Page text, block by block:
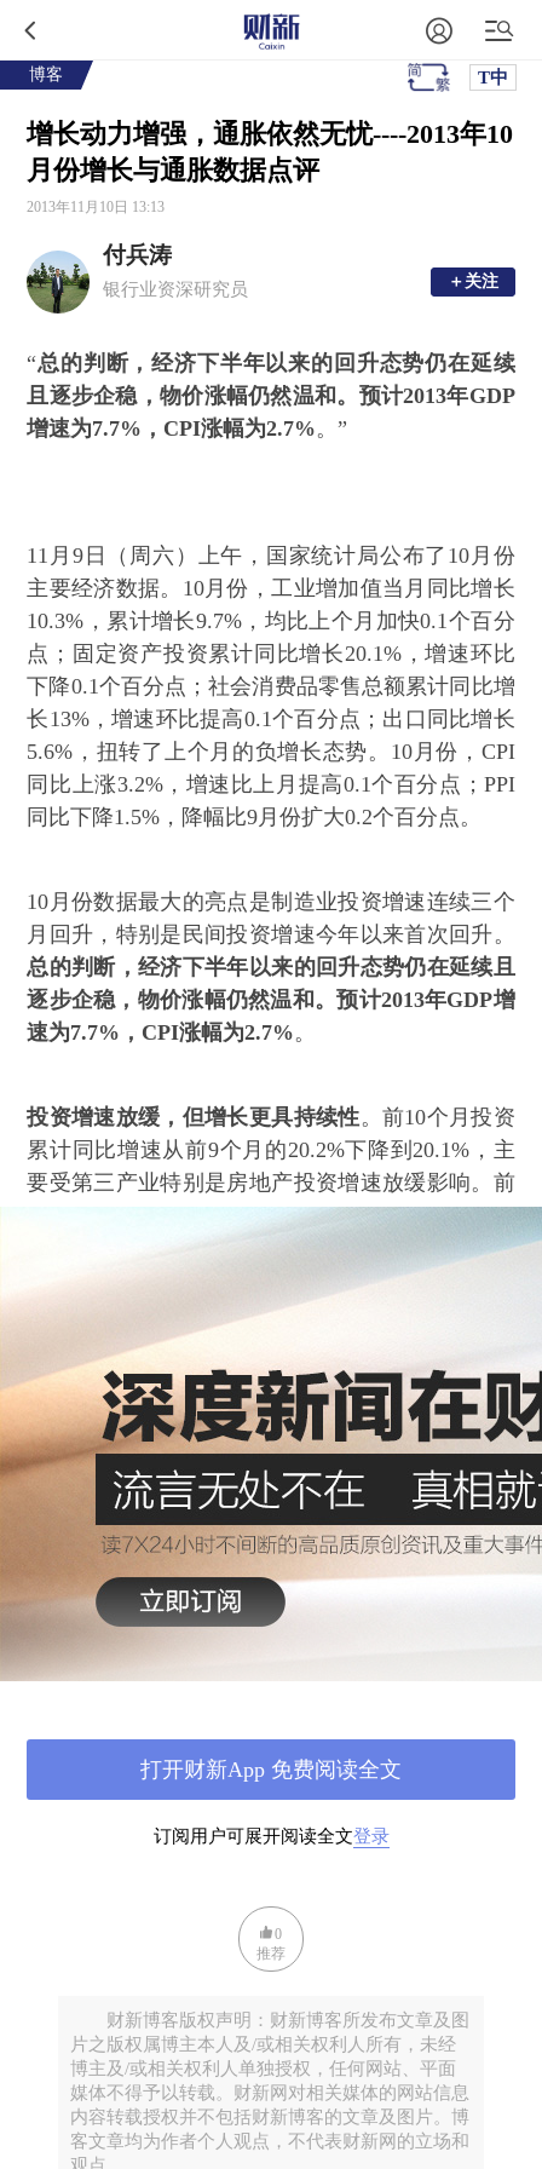
博客 T中
增长动力增强，通胀依然无忧----2013年10
月份增长与通胀数据点评
2013年11月10日 13:13
付兵涛
银行业资深研究员 ＋关注
＋关注
“总的判断，经济下半年以来的回升态势仍在延续
且逐步企稳，物价涨幅仍然温和。预计2013年GDP
增速为7.7%，CPI涨幅为2.7%。”
11月9日（周六）上午，国家统计局公布了10月份
主要经济数据。10月份，工业增加值当月同比增长
10.3%，累计增长9.7%，均比上个月加快0.1个百分
点；固定资产投资累计同比增长20.1%，增速环比
下降0.1个百分点；社会消费品零售总额累计同比增
长13%，增速环比提高0.1个百分点；出口同比增长
5.6%，扭转了上个月的负增长态势。10月份，CPI
同比上涨3.2%，增速比上月提高0.1个百分点；PPI
同比下降1.5%，降幅比9月份扩大0.2个百分点。
10月份数据最大的亮点是制造业投资增速连续三个
月回升，特别是民间投资增速今年以来首次回升。
总的判断，经济下半年以来的回升态势仍在延续且
逐步企稳，物价涨幅仍然温和。预计2013年GDP增
速为7.7%，CPI涨幅为2.7%。
投资增速放缓，但增长更具持续性。前10个月投资
累计同比增速从前9个月的20.2%下降到20.1%，主
要受第三产业特别是房地产投资增速放缓影响。前
10个月房地产投资增速为19.2%，比前9个月下降了
0.5个百分点，仅此一项就拉低投资增速0.1个百分
点。不过，第二产业投资连续4个月回升，其中制
造业投资增速连续三个月回升，特别是民间投资增
速在经历此前持续下降及7-9三个月持平后今年以来
首次回升（图1）。这或许预示着下半年以来政府
一系列放松管制、扩大准入、增强活力的政策效应
开始显现（李克强总理披露的数据显示，今年第三
季度，全国新设市场主体同比增长了18%，其中民
营企业数量增长了31% ）。
消费连续回升，汽车与餐饮是主力
会消费品零售总额累计增速以平均每个月0.1个百分
升，二是汽车销售在经历了前两年的个位数低增长
后，今年保持两位数增速，且持续回升。
比上涨3.2%，环比上涨0.1%。同比涨幅比上月提高
0.1个百分点，主要是翘尾因素比上月高0.1个百分
点，新涨价因素与上月持平。 10份CPI新涨价因素
（环比涨幅）略高于近三年平均水平，主要受旅游
价格在9、10月份上涨影响（《旅游法》推高旅行
社收费，而这是CPI中旅游价格指数的主要成
份）。总的分析，由于PPI降幅扩大，而且预计11
月份还有可能继续扩大（国际大宗商品价格总体下
订阅用户可展开阅读全文登录
打开财新App 免费阅读全文
0
推荐
财新博客版权声明：财新博客所发布文章及图
片之版权属博主本人及/或相关权利人所有，未经
博主及/或相关权利人单独授权，任何网站、平面
媒体不得予以转载。财新网对相关媒体的网站信息
内容转载授权并不包括财新博客的文章及图片。博
客文章均为作者个人观点，不代表财新网的立场和